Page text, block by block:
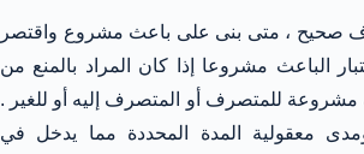
صحيح ، متى بنى على باعث مشروع واقتصر
الباعث مشروعا إذا كان المراد بالمنع من
للمتصرف أو المتصرف إليه أو للغير .
معقولية المدة المحددة مما يدخل في